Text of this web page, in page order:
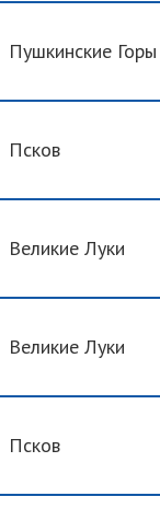
Пушкинские Горы
Псков
Великие Луки
Великие Луки
Псков